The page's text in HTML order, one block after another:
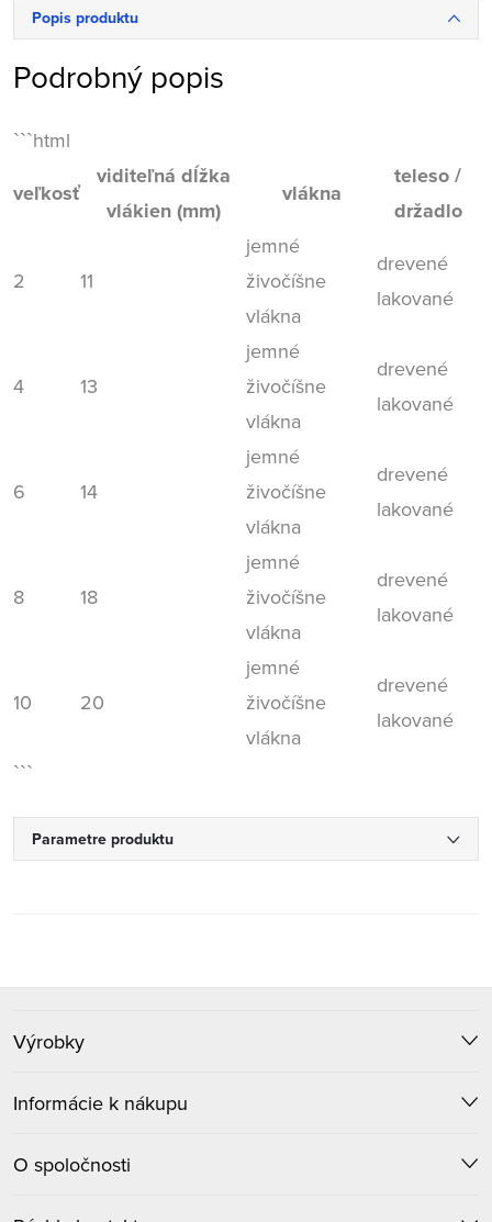
Popis produktu
Podrobný popis
```html
veľkosť
viditeľná dĺžka
vlákien (mm)
vlákna
teleso /
držadlo
2 11
jemné
živočíšne
vlákna
drevené
lakované
4 13
jemné
živočíšne
vlákna
drevené
lakované
6 14
jemné
živočíšne
vlákna
drevené
lakované
8 18
jemné
živočíšne
vlákna
drevené
lakované
10 20
jemné
živočíšne
vlákna
drevené
lakované
```
Parametre produktu
á
p
ä
Výrobky
Informácie k nákupu
O spoločnosti